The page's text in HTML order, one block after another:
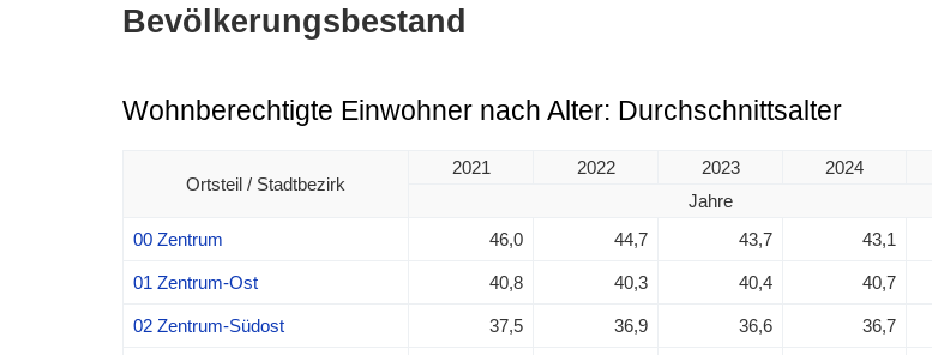
Bevölkerungsbestand
Wohnberechtigte Einwohner nach Alter: Durchschnittsalter
Ortsteil / Stadtbezirk
2021 2022 2023 2024
Jahre
00 Zentrum
46,0 44,7 43,7 43,1
01 Zentrum-Ost 40,8 40,3 40,4 40,7
02 Zentrum-Südost 37,5 36,9 36,6 36,7